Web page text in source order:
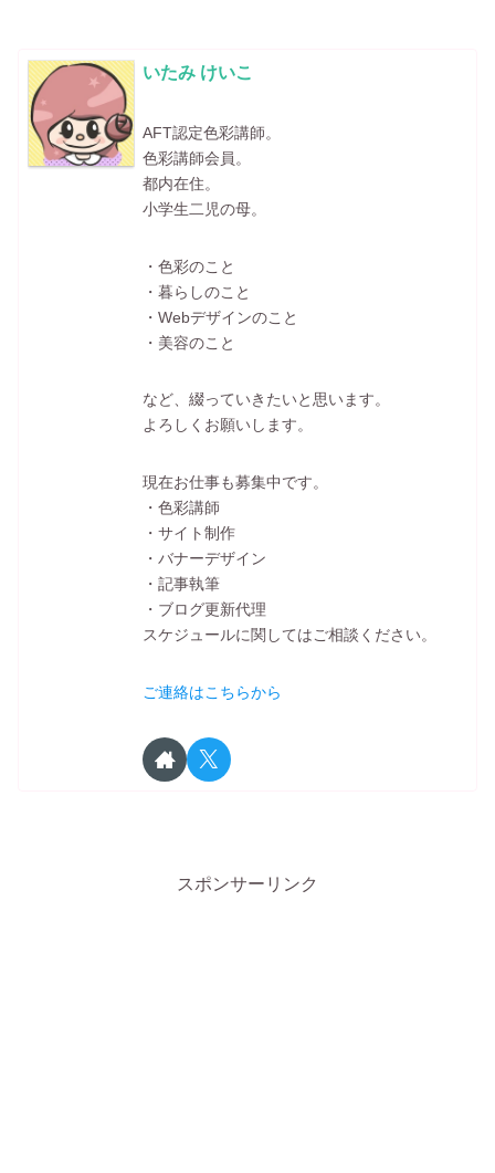
いたみ けいこ
AFT認定色彩講師。
色彩講師会員。
都内在住。
小学生二児の母。
・色彩のこと
・暮らしのこと
・Webデザインのこと
・美容のこと
など、綴っていきたいと思います。
よろしくお願いします。
現在お仕事も募集中です。
・色彩講師
・サイト制作
・バナーデザイン
・記事執筆
・ブログ更新代理
スケジュールに関してはご相談ください。
ご連絡はこちらから
スポンサーリンク